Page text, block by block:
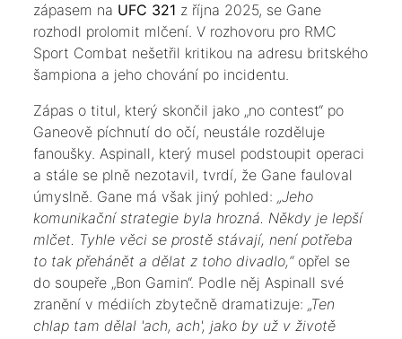
zápasem na UFC 321 z října 2025, se Gane
rozhodl prolomit mlčení. V rozhovoru pro RMC
Sport Combat nešetřil kritikou na adresu britského
šampiona a jeho chování po incidentu.
​Zápas o titul, který skončil jako „no contest“ po
Ganeově píchnutí do očí, neustále rozděluje
fanoušky. Aspinall, který musel podstoupit operaci
a stále se plně nezotavil, tvrdí, že Gane fauloval
úmyslně. Gane má však jiný pohled:„Jeho
komunikační strategie byla hrozná. Někdy je lepší
mlčet. Tyhle věci se prostě stávají, není potřeba
to tak přehánět a dělat z toho divadlo,“opřel se
do soupeře „Bon Gamin“. Podle něj Aspinall své
zranění v médiích zbytečně dramatizuje:„Ten
chlap tam dělal 'ach, ach', jako by už v životě